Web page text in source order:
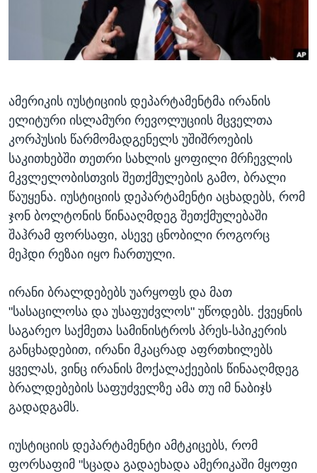
ᲓᲔᲖᲘᲜᲤᲝᲠᲛᲐᲪᲘᲐ
ენები
ამერიკის იუსტიციის დეპარტამენტმა ირანის
ელიტური ისლამური რევოლუციის მცველთა
კორპუსის წარმომადგენელს უშიშროების
საკითხებში თეთრი სახლის ყოფილი მრჩევლის
მკვლელობისთვის შეთქმულების გამო, ბრალი
წაუყენა. იუსტიციის დეპარტამენტი აცხადებს, რომ
ჯონ ბოლტონის წინააღმდეგ შეთქმულებაში
შაჰრამ ფორსაფი, ასევე ცნობილი როგორც
მეჰდი რეზაი იყო ჩართული.
ირანი ბრალდებებს უარყოფს და მათ
"სასაცილოსა და უსაფუძვლოს" უწოდებს. ქვეყნის
საგარეო საქმეთა სამინისტროს პრეს-სპიკერის
განცხადებით, ირანი მკაცრად აფრთხილებს
ყველას, ვინც ირანის მოქალაქეების წინააღმდეგ
ბრალდებების საფუძველზე ამა თუ იმ ნაბიჯს
გადადგამს.
იუსტიციის დეპარტამენტი ამტკიცებს, რომ
ფორსაფიმ "სცადა გადაეხადა ამერიკაში მყოფი